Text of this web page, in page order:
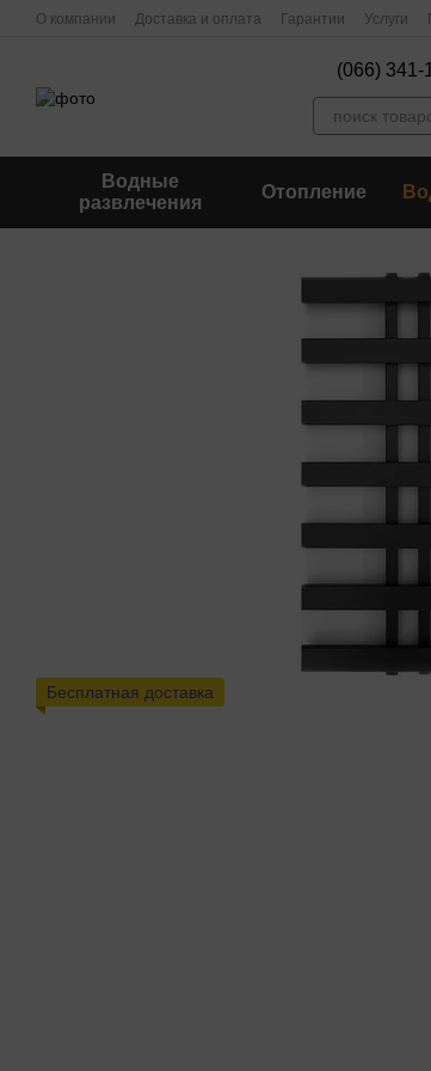
Перейти к основному контенту
О компании Доставка и оплата Гарантии Услуги
(066) 341-
Водные
развлечения
Отопление
Бесплатная доставка